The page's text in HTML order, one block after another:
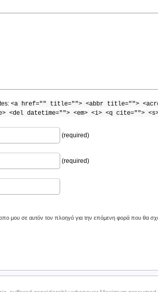
<a href="" title=""> <abbr title="">
<del datetime=""> <em> <i> <q cite="">
(required)
(required)
μου σε αυτόν τον πλοηγό για την επόμενη φορά που θα